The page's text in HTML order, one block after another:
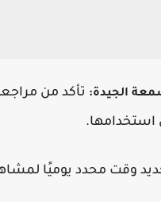
الجيدة: تأكد من
استخدامها.
وقت محدد يوميًا